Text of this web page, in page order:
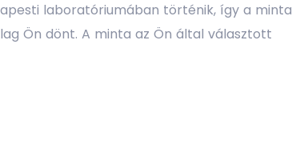
laboratóriumában történik, így a minta
Ön dönt. A minta az Ön által választott